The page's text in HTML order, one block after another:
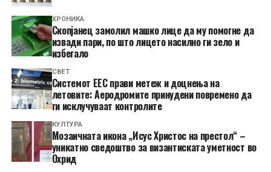
ХРОНИКА
Скопјанец замолил машко лице да му помогне да
извади пари, по што лицето насилно ги зело и
избегало
СВЕТ
Системот ЕЕС прави метеж и доцнења на
летовите: Аеродромите принудени повремено да
ги исклучуваат контролите
КУЛТУРА
Мозаичната икона „Исус Христос на престол“ –
уникатно сведоштво за византиската уметност во
Охрид